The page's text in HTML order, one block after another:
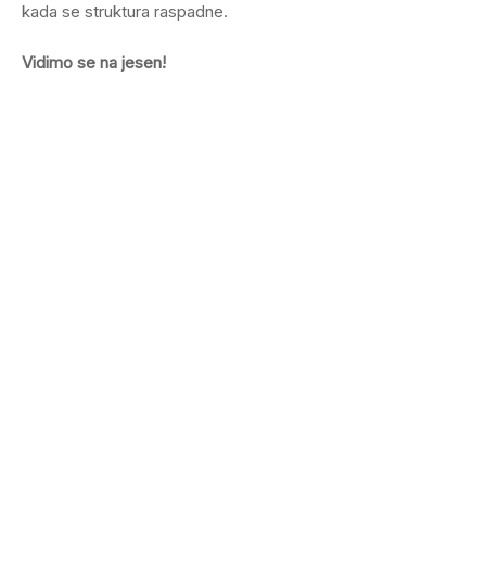
kada se struktura raspadne.
Vidimo se na jesen!